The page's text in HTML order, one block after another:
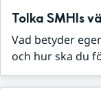
Tolka SMHIs
Vad betyder
och hur ska du